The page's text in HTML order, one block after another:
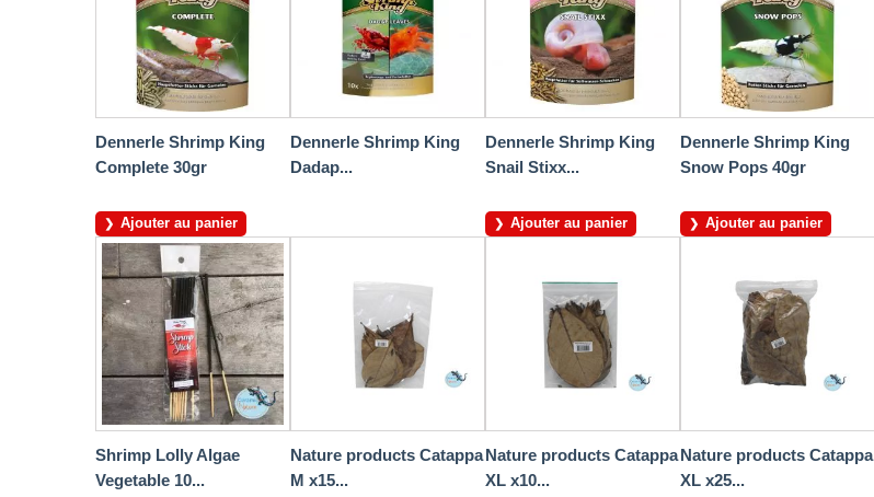
Dennerle Shrimp King
Complete 30gr
Ajouter au panier
Dennerle Shrimp King
Dadap...
Dennerle Shrimp King
Snail Stixx...
Ajouter au panier
Dennerle Shrimp King
Snow Pops 40gr
Ajouter au panier
Shrimp Lolly Algae
Vegetable 10...
Nature products Catappa
M x15...
Nature products Catappa
XL x10...
Nature products Catappa
XL x25...